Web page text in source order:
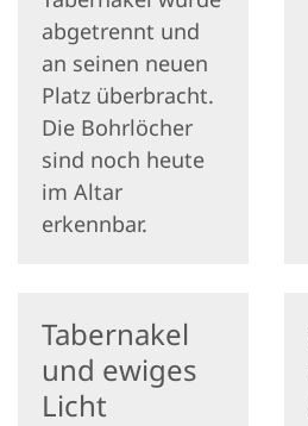
abgetrennt und
an seinen neuen
Platz überbracht.
Die Bohrlöcher
sind noch heute
im Altar
erkennbar.
Tabernakel
und ewiges
Licht